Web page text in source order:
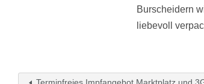
Burscheidern
liebevoll